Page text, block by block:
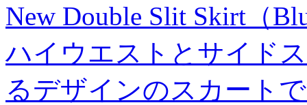
New Double Slit Skirt（
ハイウエストとサイド
るデザインのスカート